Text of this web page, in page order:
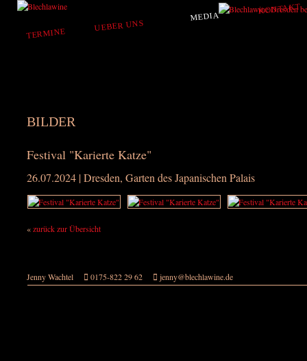
TERMINE
UEBER UNS
MEDIA
KONTAKT
BILDER
Festival "Karierte Katze"
26.07.2024 | Dresden, Garten des Japanischen Palais
«zurück zur Übersicht
Jenny Wachtel 0175-822 29 62 jenny@blechlawine.de